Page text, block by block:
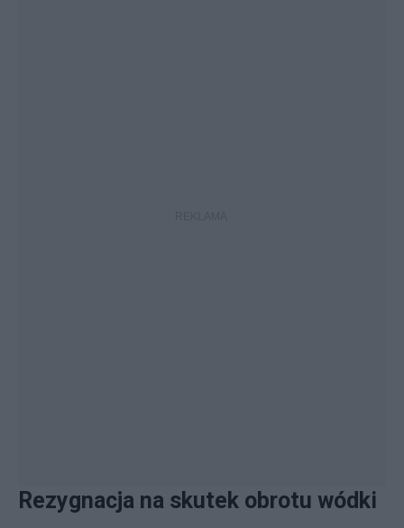
Rezygnacja na skutek obrotu wódki